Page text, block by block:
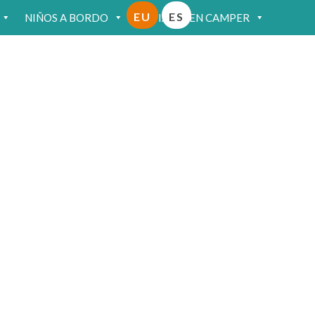
NIÑOS A BORDO VIAJAR EN CAMPER
EU ES